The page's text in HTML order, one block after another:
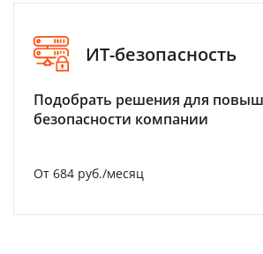
ИТ-безопасность
Подобрать решения для
безопасности компании
От 684 руб./месяц